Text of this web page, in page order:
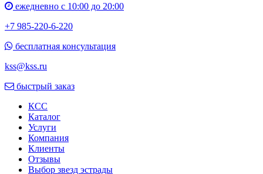
ежедневно с 10:00 до 20:00
+7 985-220-6-220
бесплатная консультация
kss@kss.ru
быстрый заказ
КСС
Каталог
Услуги
Компания
Клиенты
Oтзывы
Выбор звезд эстрады